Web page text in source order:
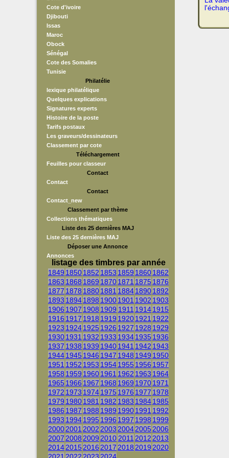
Cote d'ivoire
Djibouti
Issas
Maroc
Obock
Sénégal
Cote des Somalies
Tunisie
Philatélie
lexique philatélique
Quelques explications
Signatures experts
Histoire de la poste
Tarifs postaux
Les graveurs/dessinateurs
Classement par cote
Téléchargement
Feuilles pour classeur
Contact
Contact
Contact
Contact_new
Classement par thème
Collections thématiques
Liste des 25 dernières MAJ
Liste des 25 dernières MAJ
Déposer une Annonce
Annonces
listage des timbres par année
1849 18501852 1853 1859 18601862
1863 1868 1869 18701871 1875 1876
1877 1878 18801881 188418901892
1893 18941898 19001901 1902 1903
1906 1907 1908 1909 1911 19141915
1916 1917 1918 1919 19201921 1922
1923 19241925 1926 1927 1928 1929
19301931 1932 1933 19341935 1936
1937 1938 1939 19401941 1942 1943
19441945 1946 1947 1948 1949 1950
1951 1952 1953 19541955 1956 1957
1958 1959 19601961 1962 1963 1964
1965 1966 1967 1968 1969 19701971
1972 1973 19741975 1976 1977 1978
1979 19801981 1982 1983 19841985
1986 1987 1988 1989 19901991 1992
1993 19941995 1996 1997 1998 1999
20002001 2002 2003 20042005 2006
2007 2008 2009 2010 2011 2012 2013
20142015 2016 2017 2018 2019 2020